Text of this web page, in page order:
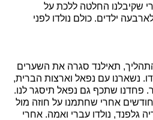
שקיבלנו החלטה ללכת על
ילדים. כולם נולדו לפני
תאילנד סגרה את השערים
נשארנו עם נפאל וארצות הברית,
פחדנו שתכף גם נפאל תיסגר לנו.
אחרי שחתמנו על חוזה מול
גלפנד, נולדו עברי ואמה. אחרי